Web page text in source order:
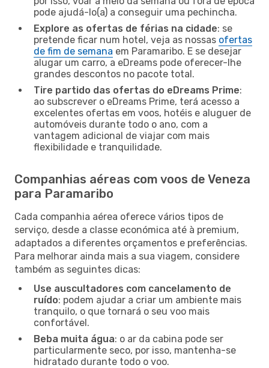
pode ajudá-lo(a) a conseguir uma pechincha.
Explore as ofertas de férias na cidade: se
pretende ficar num hotel, veja as nossas ofertas
de fim de semana em Paramaribo. E se desejar
alugar um carro, a eDreams pode oferecer-lhe
grandes descontos no pacote total.
Tire partido das ofertas do eDreams Prime:
ao subscrever o eDreams Prime, terá acesso a
excelentes ofertas em voos, hotéis e aluguer de
automóveis durante todo o ano, com a
vantagem adicional de viajar com mais
flexibilidade e tranquilidade.
Companhias aéreas com voos de Veneza
para Paramaribo
Cada companhia aérea oferece vários tipos de
serviço, desde a classe económica até à premium,
adaptados a diferentes orçamentos e preferências.
Para melhorar ainda mais a sua viagem, considere
também as seguintes dicas:
Use auscultadores com cancelamento de
ruído: podem ajudar a criar um ambiente mais
tranquilo, o que tornará o seu voo mais
confortável.
Beba muita água: o ar da cabina pode ser
particularmente seco, por isso, mantenha-se
hidratado durante todo o voo.